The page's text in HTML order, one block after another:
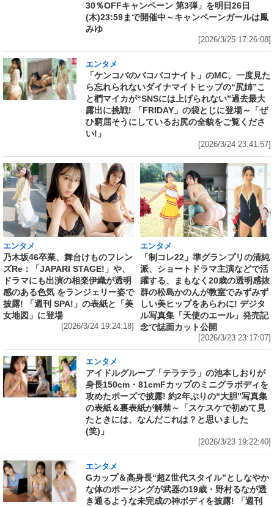
30％OFFキャンペーン 第3弾」を明日26日
(木)23:59まで開催中～キャンペーンガールは鳳
みゆ
[2026/3/25 17:26:08]
エンタメ
「ケンコバのバコバコナイト」のMC、一度見た
ら忘れられないダイナマイトヒップの“尻姉”こ
と椚マイカが“SNSには上げられない”過去最大
露出に挑戦! 「FRIDAY」の袋とじに登場～「ぜ
ひ窮屈そうにしているお尻の全貌をご覧くださ
い!」
[2026/3/24 23:41:57]
エンタメ
乃木坂46卒業、舞台けものフレン
ズRe：「JAPARI STAGE!」や、
ドラマにも出演の相楽伊織が透明
感のある色気 をランジェリー姿で
披露! 「週刊 SPA!」の表紙と「美
女地図」に登場
[2026/3/24 19:24:18]
エンタメ
「制コレ22」準グランプリの清純
派、ショートドラマ主演などで活
躍する、まもなく20歳の透明感抜
群の松島かのんが教室でみずみず
しい美ヒップをあらわに! デジタ
ル写真集「天使のエール」発売記
念で誌面カット公開
[2026/3/23 23:17:07]
エンタメ
アイドルグループ「テラテラ」の池本しおりが
身長150cm・81cmFカップのミニグラボディを
攻めたポーズで披露! 約2年ぶりの“大胆”写真集
の表紙＆裏表紙が解禁～「スケスケで初めて見
たときには、なんだこれは？と思いました
(笑)」
[2026/3/23 19:22:40]
エンタメ
Gカップ＆高身長“超Z世代スタイル”としなやか
な体のポージングが武器の19歳・野村るなが透
き通るような未完成の神ボディを披露! 「週刊